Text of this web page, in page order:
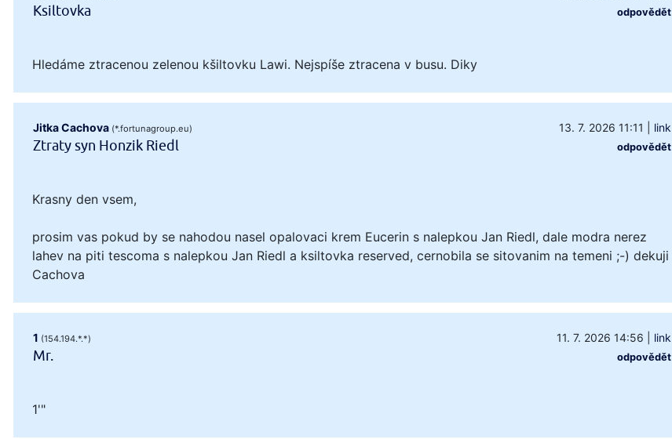
Ksiltovka odpovědět
Hledáme ztracenou zelenou kšiltovku Lawi. Nejspíše ztracena v busu. Diky
Jitka Cachova (*.fortunagroup.eu) 13. 7. 2026 11:11 link
Ztraty syn Honzik Riedl odpovědět
Krasny den vsem,
prosim vas pokud by se nahodou nasel opalovaci krem Eucerin s nalepkou Jan Riedl, dale modra nerez
lahev na piti tescoma s nalepkou Jan Riedl a ksiltovka reserved, cernobila se sitovanim na temeni ;-) dekuji
Cachova
1 (154.194.*.*) 11. 7. 2026 14:56 link
Mr. odpovědět
1'"